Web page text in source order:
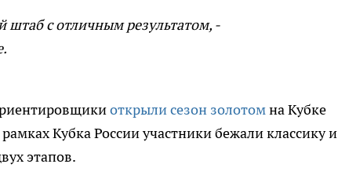
штаб с отличным результатом, -
открыли сезон золотомна Кубке
Кубка России участники бежали классику и
этапов.